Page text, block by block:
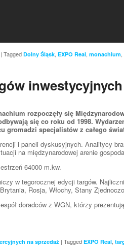
| Tagged Dolny Śląsk, EXPO Real, monachium,
rozpoczęły się
się co roku od 1998.
gromadzi specjalistów z całego
i paneli dyskusyjnych. Analitycy
na międzynarodowej arenie
64000 m.kw.
w tegorocznej edycji targów.
Rosja, Włochy, Stany
doradców z WGN, którzy
na sprzedaż | Tagged EXPO Real